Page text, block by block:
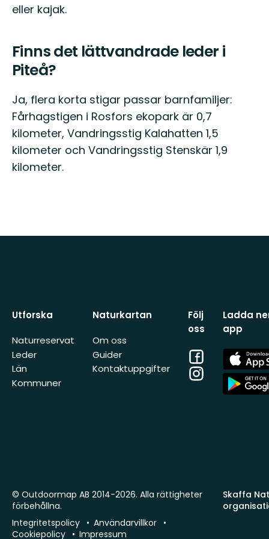
eller kajak.
Finns det lättvandrade leder i
Piteå?
Ja, flera korta stigar passar barnfamiljer:
Fårhagstigen i Rosfors ekopark är 0,7
kilometer, Vandringsstig Kalahatten 1,5
kilometer och Vandringsstig Stenskär 1,9
kilometer.
Utforska
Naturreservat
Leder
Län
Kommuner
Naturkartan
Om oss
Guider
Kontaktuppgifter
Följ
oss
Facebook
Instagram
Ladda
app
App
Store
App
Store
Skaffa
© Outdoormap AB 2014-2026. Alla rättigheter
förbehållna.
Integritetspolicy
Användarvillkor
Cookiepolicy
Impressum